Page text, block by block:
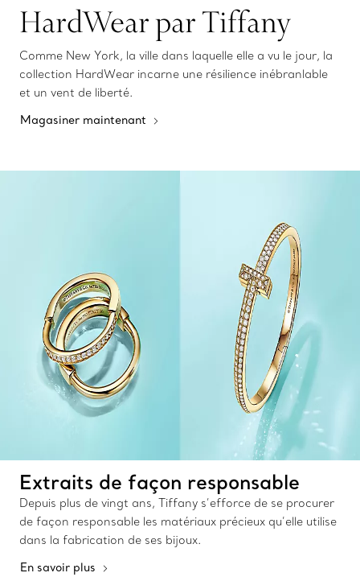
HardWear par Tiffany
Comme New York, la ville dans laquelle elle a vu le jour, la
collection HardWear incarne une résilience inébranlable
et un vent de liberté.
Magasiner maintenant
Extraits de façon responsable
Depuis plus de vingt ans, Tiffany s’efforce de se procurer
de façon responsable les matériaux précieux qu’elle utilise
dans la fabrication de ses bijoux.
En savoir plus